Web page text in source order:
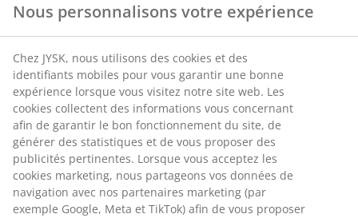
Nous personnalisons votre expérience
Chez JYSK, nous utilisons des cookies et des
identifiants mobiles pour vous garantir une bonne
expérience lorsque vous visitez notre site web. Les
cookies collectent des informations vous concernant
afin de garantir le bon fonctionnement du site, de
générer des statistiques et de vous proposer des
publicités pertinentes. Lorsque vous acceptez les
cookies marketing, nous partageons vos données de
navigation avec nos partenaires marketing (par
exemple Google, Meta et TikTok) afin de vous proposer